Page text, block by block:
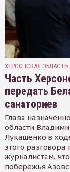
ХЕРСОНСКАЯ ОБЛАСТЬ
Часть
передать
санаториев
Глава
области
Лукашенко в
этого разговора
журналистам,
побережья